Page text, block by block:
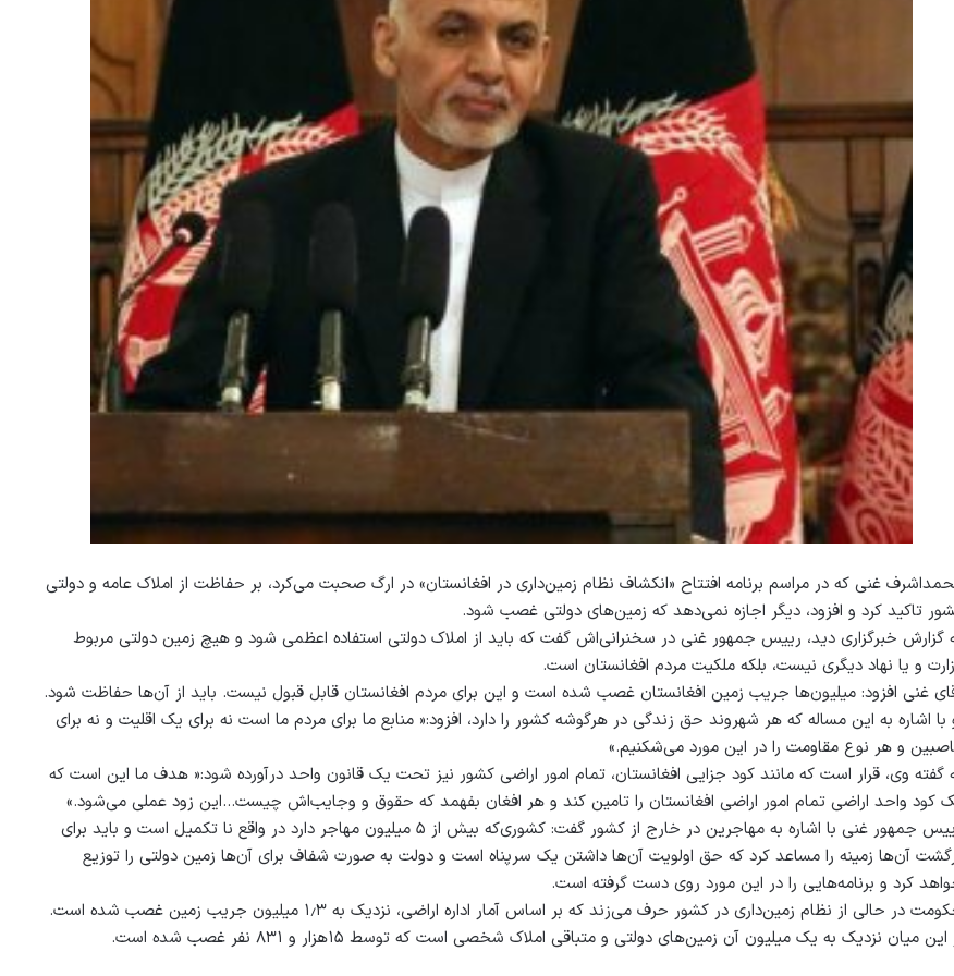
غنی که در مراسم برنامه افتتاح «انکشاف نظام زمین‌داری در افغانستان» در ارگ صحبت می‌کرد، بر حفاظت از املاک عامه و دولتی
تاکید کرد و افزود، دیگر اجازه نمی‌دهد که زمین‌های دولتی غصب شود.
گزارش خبرگزاری دید، رییس جمهور غنی در سخنرانی‌اش گفت که باید از املاک دولتی استفاده اعظمی شود و هیچ زمین دولتی مربوط
و یا نهاد دیگری نیست، بلکه ملکیت مردم افغانستان است.
غنی افزود: میلیون‌ها جریب زمین افغانستان غصب شده است و این برای مردم افغانستان قابل قبول نیست. باید از آن‌ها حفاظت شود.
با اشاره به این مساله که هر شهروند حق زندگی در هرگوشه کشور را دارد، افزود:« منابع ما برای مردم ما است نه برای یک اقلیت و نه برای
و هر نوع مقاومت را در این مورد می‌شکنیم.»
گفته وی، قرار است که مانند کود جزایی افغانستان، تمام امور اراضی کشور نیز تحت یک قانون واحد درآورده شود:« هدف ما این است که
کود واحد اراضی تمام امور اراضی افغانستان را تامین کند و هر افغان بفهمد که حقوق و وجایب‌اش چیست…این زود عملی می‌شود.»
رییس جمهور غنی با اشاره به مهاجرین در خارج از کشور گفت: کشوری‌که بیش از ۵ میلیون مهاجر دارد در واقع نا تکمیل است و باید برای
آن‌ها زمینه را مساعد کرد که حق اولویت آن‌ها داشتن یک سرپناه است و دولت به صورت شفاف برای آن‌ها زمین دولتی را توزیع
کرد و برنامه‌هایی را در این مورد روی دست گرفته است.
در حالی از نظام زمین‌داری در کشور حرف می‌زند که بر اساس آمار اداره اراضی، نزدیک به ۱٫۳ میلیون جریب زمین غصب شده است.
این میان نزدیک به یک میلیون آن زمین‌های دولتی و متباقی املاک شخصی است که توسط ۱۵هزار و ۸۳۱ نفر غصب شده است.